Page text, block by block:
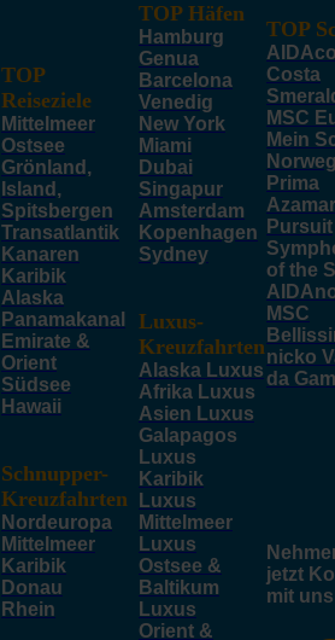
TOP
Reiseziele
Mittelmeer
Ostsee
Grönland,
Island,
Spitsbergen
Transatlantik
Kanaren
Karibik
Alaska
Panamakanal
Emirate &
Orient
Südsee
Hawaii
Schnupper-
Kreuzfahrten
Nordeuropa
Mittelmeer
Karibik
Donau
Rhein
TOP Häfen
Hamburg
Genua
Barcelona
Venedig
New York
Miami
Dubai
Singapur
Amsterdam
Kopenhagen
Sydney
Luxus-
Kreuzfahrten
Alaska Luxus
Afrika Luxus
Asien Luxus
Galapagos
Luxus
Karibik
Luxus
Mittelmeer
Luxus
Ostsee &
Baltikum
Luxus
Orient &
TOP
Costa
MSC
Mein
Prima
Pursuit
of the
MSC
nicko
da
jetzt
mit